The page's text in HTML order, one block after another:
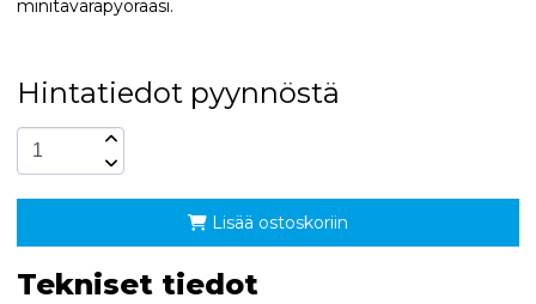
minitavarapyörääsi.
Hintatiedot pyynnöstä
Lisää ostoskoriin
Tekniset tiedot